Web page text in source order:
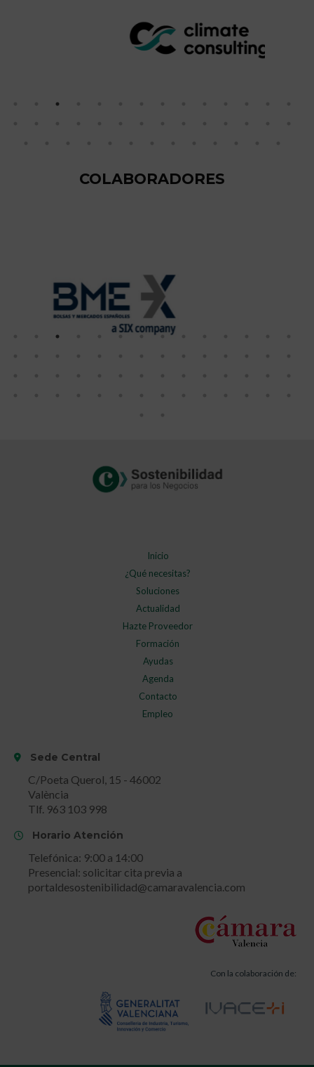
COLABORADORES
Inicio
¿Qué necesitas?
Soluciones
Actualidad
Hazte Proveedor
Formación
Ayudas
Agenda
Contacto
Empleo
Sede Central
C/Poeta Querol, 15 - 46002
València
Tlf. 963 103 998
Horario Atención
Telefónica: 9:00 a 14:00
Presencial: solicitar cita previa a
portaldesostenibilidad@camaravalencia.com
Con la colaboración de: